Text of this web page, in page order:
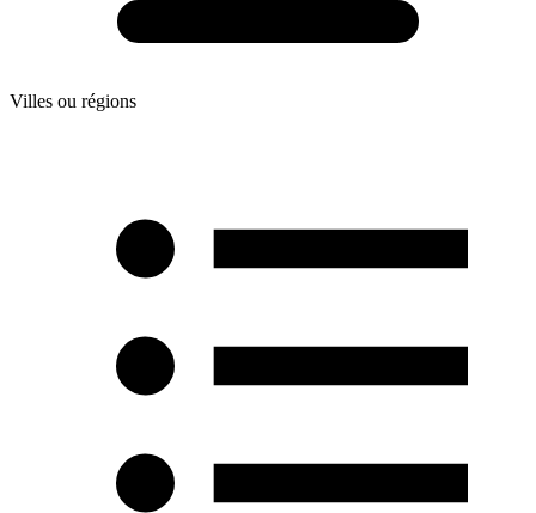
Villes ou régions